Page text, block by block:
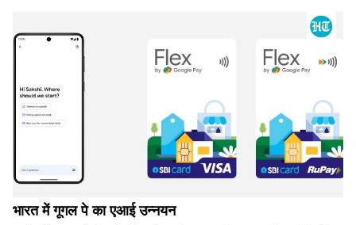
भारत में गूगल पे का एआई उन्नयन